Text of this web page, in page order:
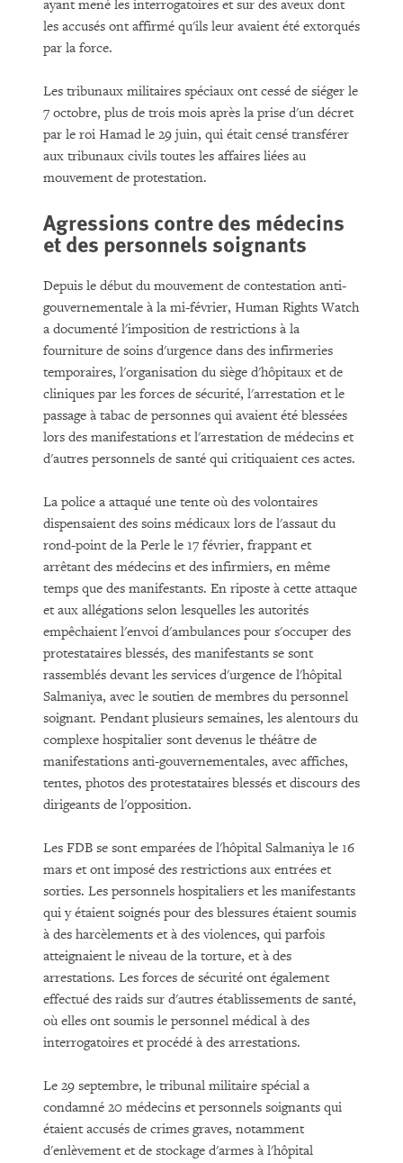
ayant mené les interrogatoires et sur des aveux dont
les accusés ont affirmé qu'ils leur avaient été extorqués
par la force.
Les tribunaux militaires spéciaux ont cessé de siéger le
7 octobre, plus de trois mois après la prise d'un décret
par le roi Hamad le 29 juin, qui était censé transférer
aux tribunaux civils toutes les affaires liées au
mouvement de protestation.
Agressions contre des médecins
et des personnels soignants
Depuis le début du mouvement de contestation anti-
gouvernementale à la mi-février, Human Rights Watch
a documenté l'imposition de restrictions à la
fourniture de soins d'urgence dans des infirmeries
temporaires, l'organisation du siège d'hôpitaux et de
cliniques par les forces de sécurité, l'arrestation et le
passage à tabac de personnes qui avaient été blessées
lors des manifestations et l'arrestation de médecins et
d'autres personnels de santé qui critiquaient ces actes.
La police a attaqué une tente où des volontaires
dispensaient des soins médicaux lors de l'assaut du
rond-point de la Perle le 17 février, frappant et
arrêtant des médecins et des infirmiers, en même
temps que des manifestants. En riposte à cette attaque
et aux allégations selon lesquelles les autorités
empêchaient l'envoi d'ambulances pour s'occuper des
protestataires blessés, des manifestants se sont
rassemblés devant les services d'urgence de l'hôpital
Salmaniya, avec le soutien de membres du personnel
soignant. Pendant plusieurs semaines, les alentours du
complexe hospitalier sont devenus le théâtre de
manifestations anti-gouvernementales, avec affiches,
tentes, photos des protestataires blessés et discours des
dirigeants de l'opposition.
Les FDB se sont emparées de l'hôpital Salmaniya le 16
mars et ont imposé des restrictions aux entrées et
sorties. Les personnels hospitaliers et les manifestants
qui y étaient soignés pour des blessures étaient soumis
à des harcèlements et à des violences, qui parfois
atteignaient le niveau de la torture, et à des
arrestations. Les forces de sécurité ont également
effectué des raids sur d'autres établissements de santé,
où elles ont soumis le personnel médical à des
interrogatoires et procédé à des arrestations.
Le 29 septembre, le tribunal militaire spécial a
condamné 20 médecins et personnels soignants qui
étaient accusés de crimes graves, notamment
d'enlèvement et de stockage d'armes à l'hôpital